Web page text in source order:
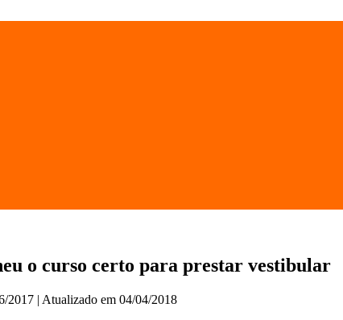
o curso certo para prestar vestibular
2017 | Atualizado em 04/04/2018